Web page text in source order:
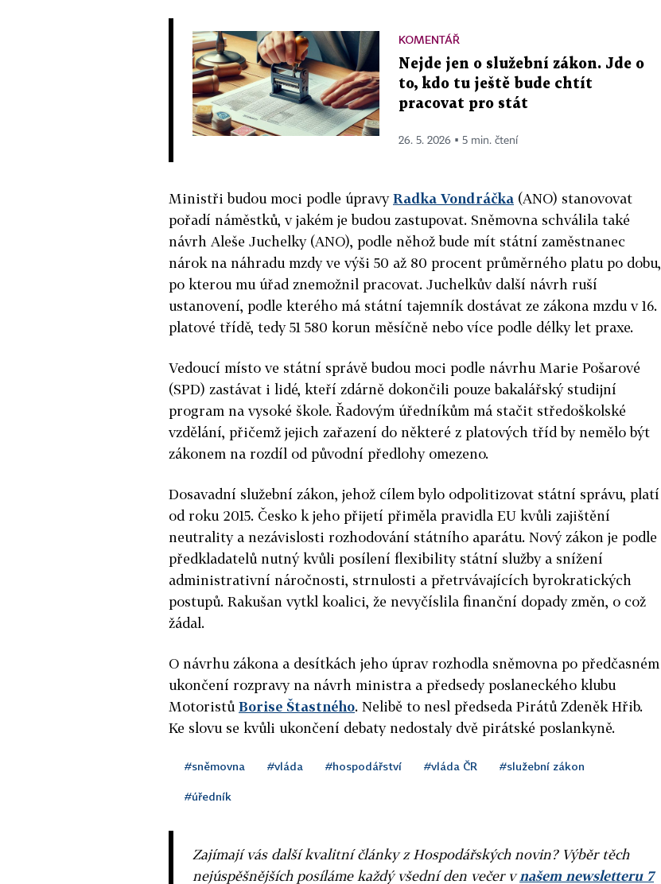
KOMENTÁŘ
Nejde jen o služební zákon. Jde o
to, kdo tu ještě bude chtít
pracovat pro stát
26. 5. 2026 ▪ 5 min. čtení
Ministři budou moci podle úpravyRadka Vondráčka (ANO) stanovovat
pořadí náměstků, v jakém je budou zastupovat. Sněmovna schválila také
návrh Aleše Juchelky (ANO), podle něhož bude mít státní zaměstnanec
nárok na náhradu mzdy ve výši 50 až 80 procent průměrného platu po dobu,
po kterou mu úřad znemožnil pracovat. Juchelkův další návrh ruší
ustanovení, podle kterého má státní tajemník dostávat ze zákona mzdu v 16.
platové třídě, tedy 51 580 korun měsíčně nebo více podle délky let praxe.
Vedoucí místo ve státní správě budou moci podle návrhu Marie Pošarové
(SPD) zastávat i lidé, kteří zdárně dokončili pouze bakalářský studijní
program na vysoké škole. Řadovým úředníkům má stačit středoškolské
vzdělání, přičemž jejich zařazení do některé z platových tříd by nemělo být
zákonem na rozdíl od původní předlohy omezeno.
Dosavadní služební zákon, jehož cílem bylo odpolitizovat státní správu, platí
od roku 2015. Česko k jeho přijetí přiměla pravidla EU kvůli zajištění
neutrality a nezávislosti rozhodování státního aparátu. Nový zákon je podle
předkladatelů nutný kvůli posílení flexibility státní služby a snížení
administrativní náročnosti, strnulosti a přetrvávajících byrokratických
postupů. Rakušan vytkl koalici, že nevyčíslila finanční dopady změn, o což
žádal.
O návrhu zákona a desítkách jeho úprav rozhodla sněmovna po předčasném
ukončení rozpravy na návrh ministra a předsedy poslaneckého klubu
Motoristů Borise Štastného. Nelibě to nesl předseda Pirátů Zdeněk Hřib.
Ke slovu se kvůli ukončení debaty nedostaly dvě pirátské poslankyně.
#sněmovna #vláda #hospodářství #vláda ČR #služební zákon
#úředník
Zajímají vás další kvalitní články z Hospodářských novin? Výběr těch
nejúspěšnějších posíláme každý všední den večer vnašem newsletteru 7